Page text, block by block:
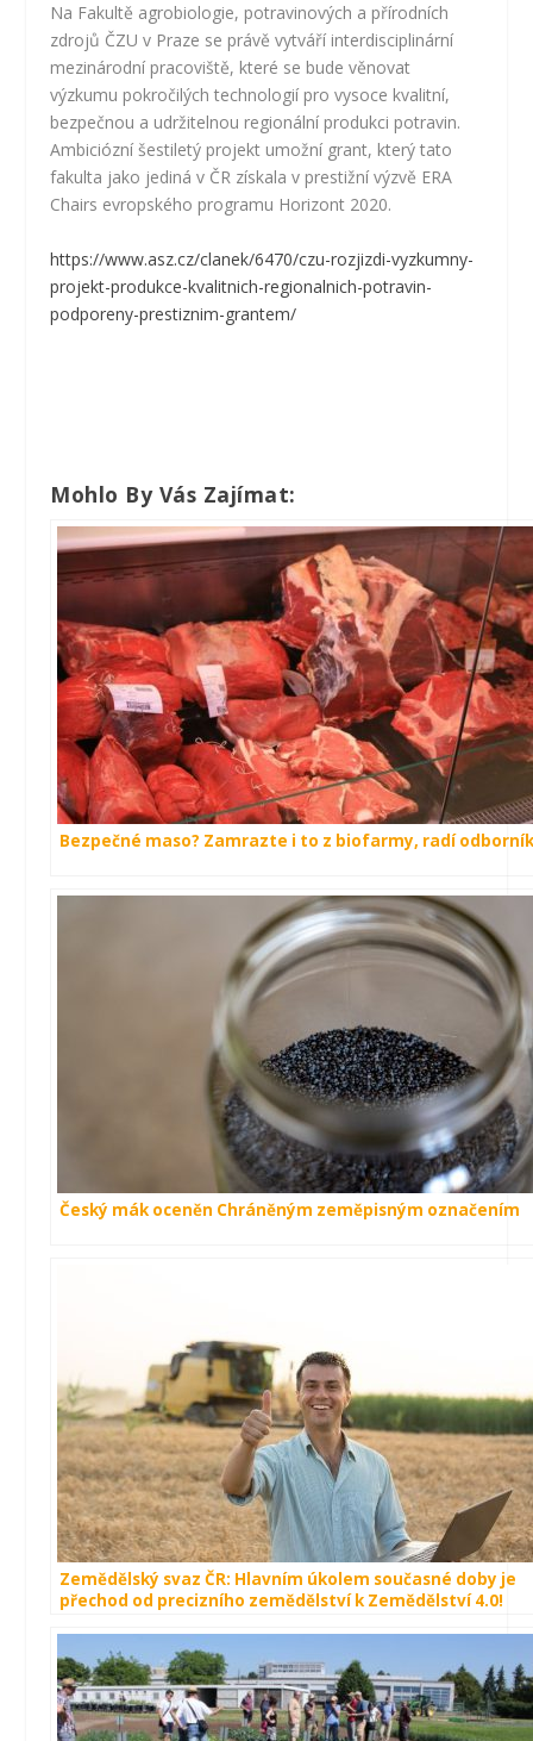
Na Fakultě agrobiologie, potravinových a přírodních
zdrojů ČZU v Praze se právě vytváří interdisciplinární
mezinárodní pracoviště, které se bude věnovat
výzkumu pokročilých technologií pro vysoce kvalitní,
bezpečnou a udržitelnou regionální produkci potravin.
Ambiciózní šestiletý projekt umožní grant, který tato
fakulta jako jediná v ČR získala v prestižní výzvě ERA
Chairs evropského programu Horizont 2020.
https://www.asz.cz/clanek/6470/czu-rozjizdi-vyzkumny-
projekt-produkce-kvalitnich-regionalnich-potravin-
podporeny-prestiznim-grantem/
Mohlo By Vás Zajímat:
Bezpečné maso? Zamrazte i to z biofarmy, radí
Český mák oceněn Chráněným zeměpisným označením
Zemědělský svaz ČR: Hlavním úkolem současné doby je
přechod od precizního zemědělství k Zemědělství 4.0!